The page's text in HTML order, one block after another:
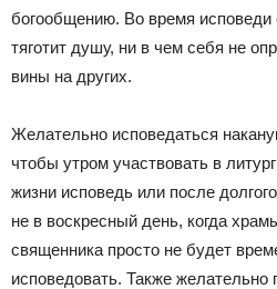
богообщению. Во время исповеди
тяготит душу, ни в чем себя не
вины на других.
Желательно исповедаться
чтобы утром участвовать в
жизни исповедь или после
не в воскресный день, когда
священника просто не будет
исповедовать. Также желательно